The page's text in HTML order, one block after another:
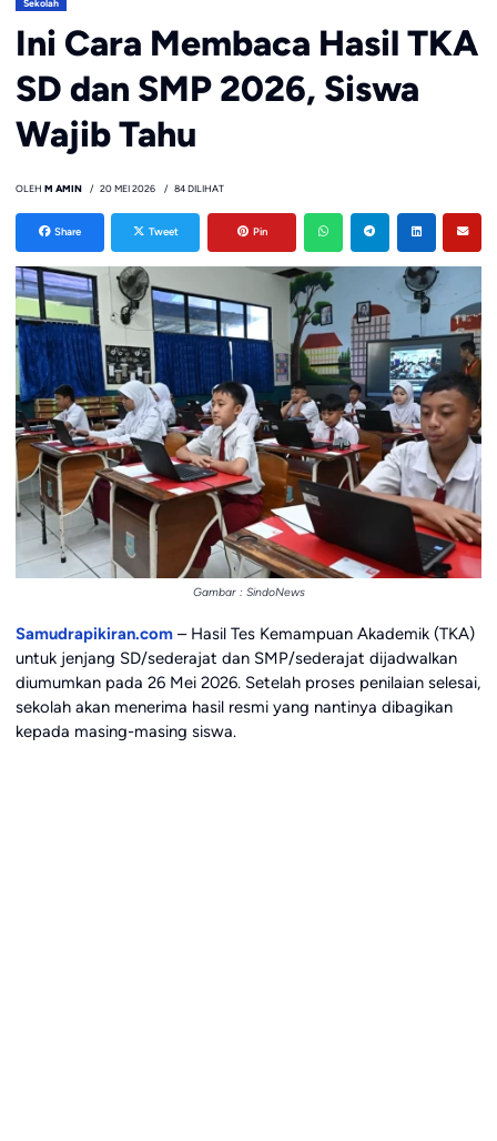
Sekolah
Ini Cara Membaca Hasil TKA
SD dan SMP 2026, Siswa
Wajib Tahu
OLEH M AMIN 20 MEI 2026 84 DILIHAT
Share Tweet Pin
Gambar : SindoNews
Samudrapikiran.com– Hasil Tes Kemampuan Akademik (TKA)
untuk jenjang SD/sederajat dan SMP/sederajat dijadwalkan
diumumkan pada 26 Mei 2026. Setelah proses penilaian selesai,
sekolah akan menerima hasil resmi yang nantinya dibagikan
kepada masing-masing siswa.